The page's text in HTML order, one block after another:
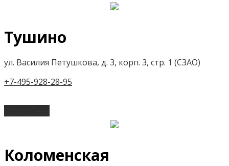
Тушино
ул. Василия Петушкова, д. 3, корп. 3, стр. 1 (СЗАО)
+7-495-928-28-95
Коломенская